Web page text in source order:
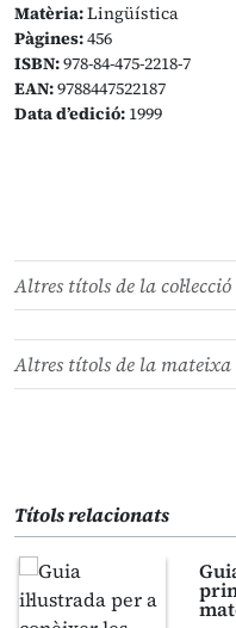
Matèria:Lingüística
Pàgines:456
ISBN:978-84-475-2218-7
EAN:9788447522187
Data d’edició: 1999
Altres títols de la col·lecció
Altres títols de la
Títols relacionats